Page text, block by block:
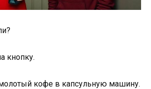
кнопку.
кофе в капсульную машину.